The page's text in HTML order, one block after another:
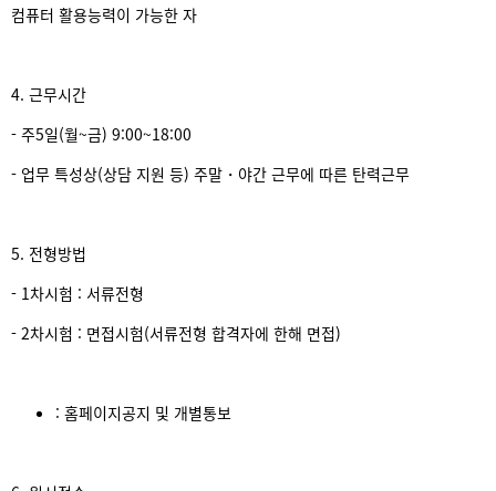
컴퓨터 활용능력이 가능한 자
4. 근무시간
- 주5일(월~금) 9:00~18:00
- 업무 특성상(상담 지원 등) 주말・야간 근무에 따른 탄력근무
5. 전형방법
- 1차시험 : 서류전형
- 2차시험 : 면접시험(서류전형 합격자에 한해 면접)
: 홈페이지공지 및 개별통보